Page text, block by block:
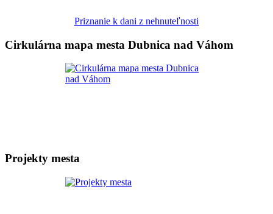
Priznanie k dani z nehnuteľnosti
Cirkulárna mapa mesta Dubnica nad Váhom
Projekty mesta